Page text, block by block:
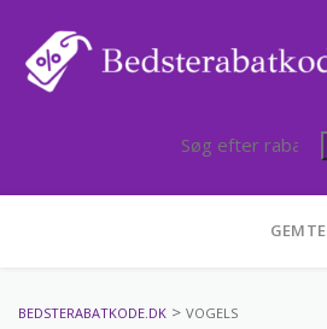
GEMTE
BEDSTERABATKODE.DK > VOGELS